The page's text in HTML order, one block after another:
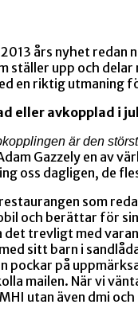
års nyhet redan
ställer upp och delar
en riktig utmaning
eller avkopplad i
är den
Gazzely en av
oss dagligen, de
som
och berättar för
trevligt med
sitt barn i
pockar på
mailen. När vi
utan även dmi